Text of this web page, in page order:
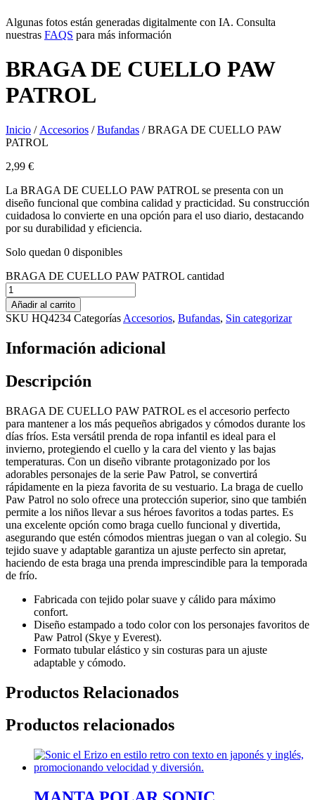
Algunas fotos están generadas digitalmente con IA. Consulta
nuestras FAQS para más información
BRAGA DE CUELLO PAW
PATROL
Inicio / Accesorios /Bufandas / BRAGA DE CUELLO PAW
PATROL
2,99 €
La BRAGA DE CUELLO PAW PATROL se presenta con un
diseño funcional que combina calidad y practicidad. Su construcción
cuidadosa lo convierte en una opción para el uso diario, destacando
por su durabilidad y eficiencia.
Solo quedan 0 disponibles
BRAGA DE CUELLO PAW PATROL cantidad
Añadir al carrito
SKU HQ4234 Categorías Accesorios, Bufandas, Sin categorizar
Información adicional
Descripción
BRAGA DE CUELLO PAW PATROL es el accesorio perfecto
para mantener a los más pequeños abrigados y cómodos durante los
días fríos. Esta versátil prenda de ropa infantil es ideal para el
invierno, protegiendo el cuello y la cara del viento y las bajas
temperaturas. Con un diseño vibrante protagonizado por los
adorables personajes de la serie Paw Patrol, se convertirá
rápidamente en la pieza favorita de su vestuario. La braga de cuello
Paw Patrol no solo ofrece una protección superior, sino que también
permite a los niños llevar a sus héroes favoritos a todas partes. Es
una excelente opción como braga cuello funcional y divertida,
asegurando que estén cómodos mientras juegan o van al colegio. Su
tejido suave y adaptable garantiza un ajuste perfecto sin apretar,
haciendo de esta braga una prenda imprescindible para la temporada
de frío.
Fabricada con tejido polar suave y cálido para máximo
confort.
Diseño estampado a todo color con los personajes favoritos de
Paw Patrol (Skye y Everest).
Formato tubular elástico y sin costuras para un ajuste
adaptable y cómodo.
Productos Relacionados
Productos relacionados